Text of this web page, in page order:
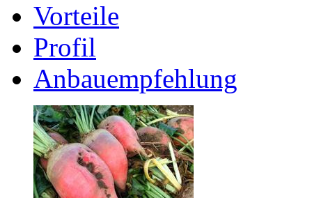
Vorteile
Profil
Anbauempfehlung